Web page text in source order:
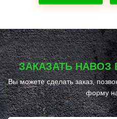
ЗАКАЗАТЬ НАВОЗ
Вы можете сделать заказ,
форму